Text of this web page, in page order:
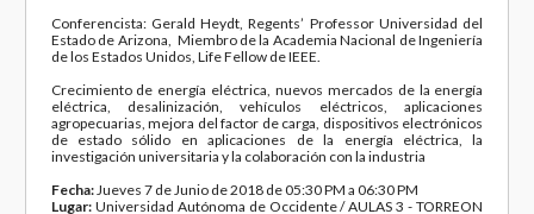
Conferencista: Gerald Heydt, Regents’ Professor Universidad del
Estado de Arizona, Miembro de la Academia Nacional de Ingeniería
de los Estados Unidos, Life Fellow de IEEE.
Crecimiento de energía eléctrica, nuevos mercados de la energía
eléctrica, desalinización, vehículos eléctricos, aplicaciones
agropecuarias, mejora del factor de carga, dispositivos electrónicos
de estado sólido en aplicaciones de la energía eléctrica, la
investigación universitaria y la colaboración con la industria
Fecha:Jueves 7 de Junio de 2018 de 05:30 PM a 06:30 PM
Lugar: Universidad Autónoma de Occidente / AULAS 3 - TORREON